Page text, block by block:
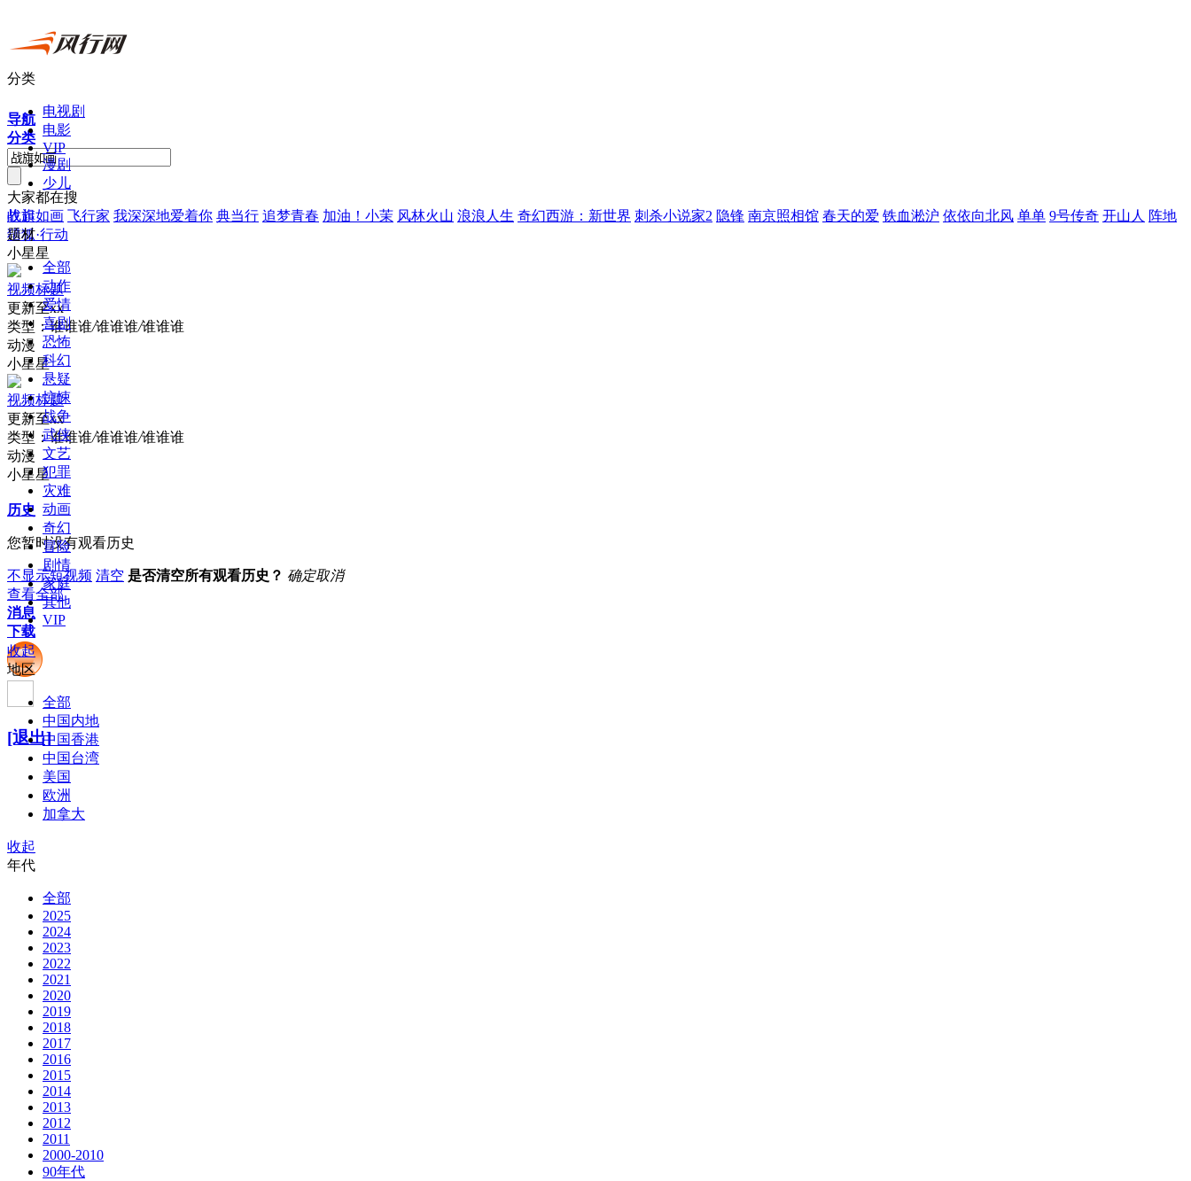
导航
分类
大家都在搜
战旗如画 飞行家 我深深地爱着你 典当行 追梦青春 加油！小茉 风林火山 浪浪人生 奇幻西游：新世界 刺杀小说家2 隐锋 南京照相馆 春天的爱 铁血淞沪 依依向北风 单单 9号传奇 开山人 阵地
猎狐·行动
小星星
视频标题
更新至xx
类型：谁谁谁/谁谁谁/谁谁谁
动漫
小星星
视频标题
更新至xx
类型：谁谁谁/谁谁谁/谁谁谁
动漫
小星星
历史
您暂时没有观看历史
不显示短视频 清空 是否清空所有观看历史？ 确定取消
查看全部
消息
下载
[退出]
分类
电视剧
电影
VIP
漫剧
少儿
收起
题材
全部
动作
爱情
喜剧
恐怖
科幻
悬疑
惊悚
战争
武侠
文艺
犯罪
灾难
动画
奇幻
冒险
剧情
家庭
其他
VIP
收起
地区
全部
中国内地
中国香港
中国台湾
美国
欧洲
加拿大
收起
年代
全部
2025
2024
2023
2022
2021
2020
2019
2018
2017
2016
2015
2014
2013
2012
2011
2000-2010
90年代